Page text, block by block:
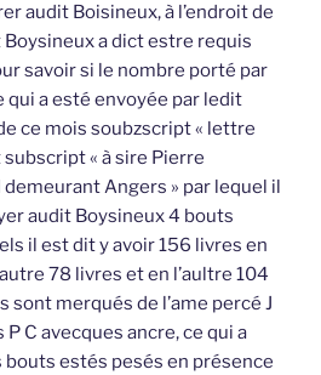
audit Boisineux, à l’endroit de
a dict estre requis
savoir si le nombre porté par
a esté envoyée par ledit
ce mois soubzscript « lettre
« à sire Pierre
Angers » par lequel il
audit Boysineux 4 bouts
il est dit y avoir 156 livres en
78 livres et en l’aultre 104
sont merqués de l’ame percé J
C avecques ancre, ce qui a
estés pesés en présence